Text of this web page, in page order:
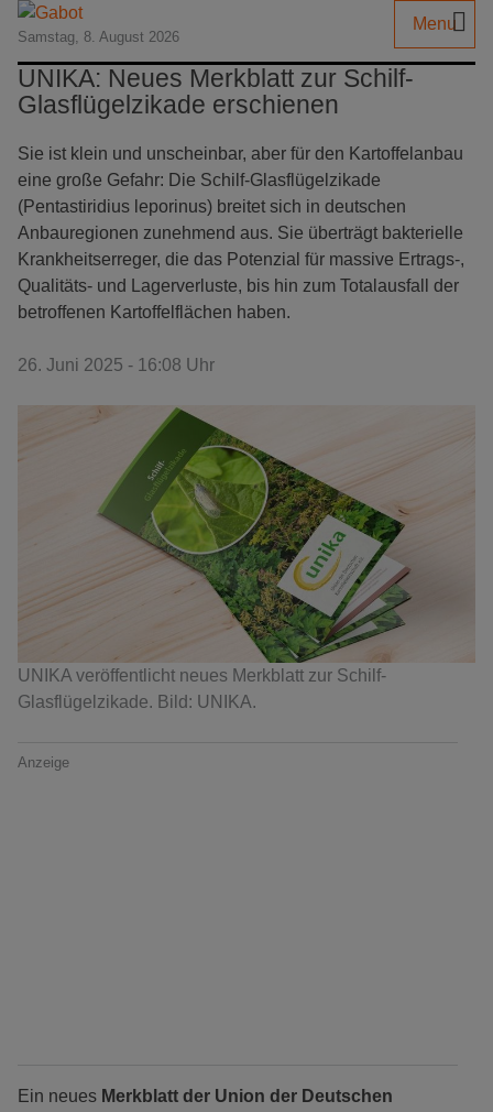
Samstag, 8. August 2026
Menu
UNIKA: Neues Merkblatt zur Schilf-
Glasflügelzikade erschienen
Sie ist klein und unscheinbar, aber für den Kartoffelanbau
eine große Gefahr: Die Schilf-Glasflügelzikade
(Pentastiridius leporinus) breitet sich in deutschen
Anbauregionen zunehmend aus. Sie überträgt bakterielle
Krankheitserreger, die das Potenzial für massive Ertrags-,
Qualitäts- und Lagerverluste, bis hin zum Totalausfall der
betroffenen Kartoffelflächen haben.
26. Juni 2025 - 16:08 Uhr
UNIKA veröffentlicht neues Merkblatt zur Schilf-
Glasflügelzikade. Bild: UNIKA.
Anzeige
Ein neues Merkblatt der Union der Deutschen